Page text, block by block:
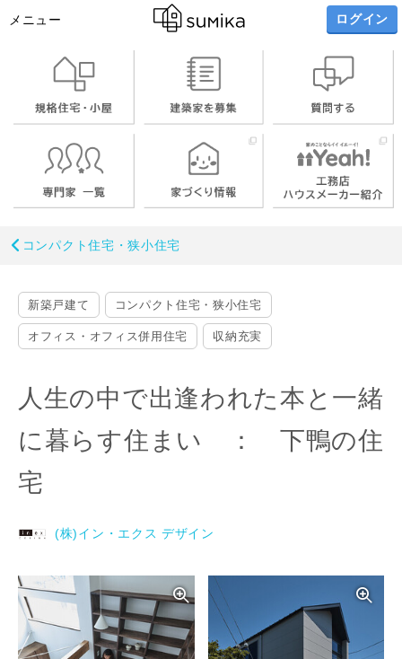
メニュー ログイン
コンパクト住宅・狭小住宅
新築戸建て コンパクト住宅・狭小住宅
オフィス・オフィス併用住宅 収納充実
人生の中で出逢われた本と一緒
に暮らす住まい ： 下鴨の住
宅
(株)イン・エクス デザイン
写真を拡大する